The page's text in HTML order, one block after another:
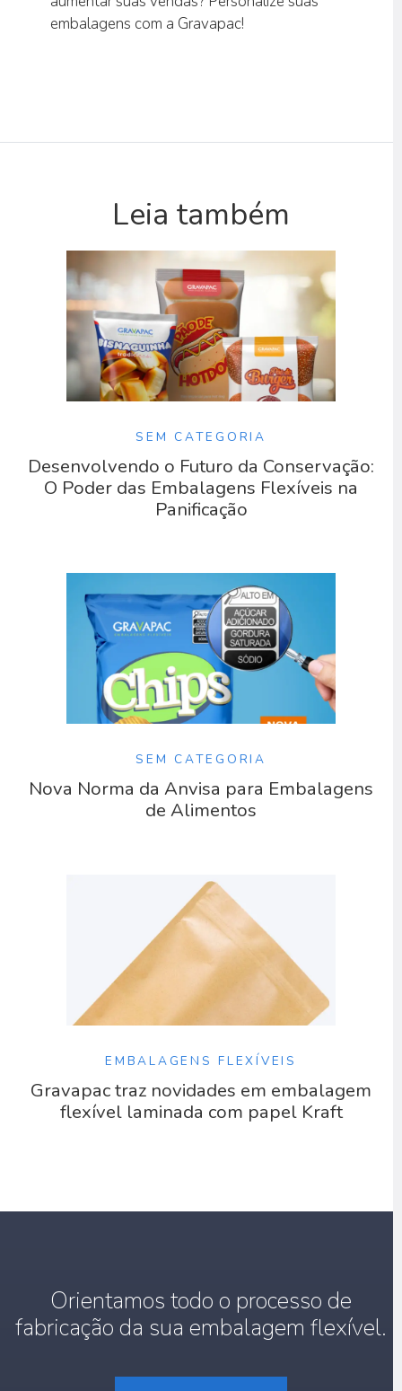
embalagens com a Gravapac!
Leia também
SEM CATEGORIA
Desenvolvendo o Futuro da Conservação:
O Poder das Embalagens Flexíveis na
Panificação
SEM CATEGORIA
Nova Norma da Anvisa para Embalagens
de Alimentos
EMBALAGENS FLEXÍVEIS
Gravapac traz novidades em embalagem
flexível laminada com papel Kraft
Orientamos todo o processo de
fabricação da sua embalagem flexível.